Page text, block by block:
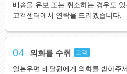
배송을 유보 또는 취소하는 경우도
고객센터에서 연락을 드리겠습니다.
04 외화를 수취 고객
일본우편 배달원에게 외화를 받아주